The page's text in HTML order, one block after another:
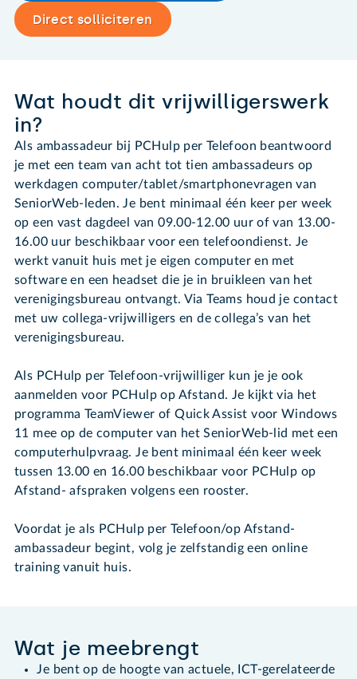
Direct solliciteren
Wat houdt dit vrijwilligerswerk
in?
Als ambassadeur bij PCHulp per Telefoon beantwoord
je met een team van acht tot tien ambassadeurs op
werkdagen computer/tablet/smartphonevragen van
SeniorWeb-leden. Je bent minimaal één keer per week
op een vast dagdeel van 09.00-12.00 uur of van 13.00-
16.00 uur beschikbaar voor een telefoondienst. Je
werkt vanuit huis met je eigen computer en met
software en een headset die je in bruikleen van het
verenigingsbureau ontvangt. Via Teams houd je contact
met uw collega-vrijwilligers en de collega’s van het
verenigingsbureau.
Als PCHulp per Telefoon-vrijwilliger kun je je ook
aanmelden voor PCHulp op Afstand. Je kijkt via het
programma TeamViewer of Quick Assist voor Windows
11 mee op de computer van het SeniorWeb-lid met een
computerhulpvraag. Je bent minimaal één keer week
tussen 13.00 en 16.00 beschikbaar voor PCHulp op
Afstand- afspraken volgens een rooster.
Voordat je als PCHulp per Telefoon/op Afstand-
ambassadeur begint, volg je zelfstandig een online
training vanuit huis.
Wat je meebrengt
Je bent op de hoogte van actuele, ICT-gerelateerde